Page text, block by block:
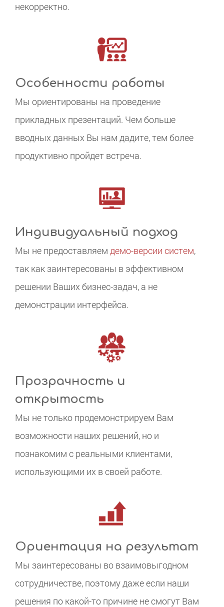
некорректно.
Особенности работы
Мы ориентированы на проведение
прикладных презентаций. Чем больше
вводных данных Вы нам дадите, тем более
продуктивно пройдет встреча.
Индивидуальный подход
Мы не предоставляем демо-версии систем,
так как заинтересованы в эффективном
решении Ваших бизнес-задач, а не
демонстрации интерфейса.
Прозрачность и
открытость
Мы не только продемонстрируем Вам
возможности наших решений, но и
познакомим с реальными клиентами,
использующими их в своей работе.
Ориентация на результат
Мы заинтересованы во взаимовыгодном
сотрудничестве, поэтому даже если наши
решения по какой-то причине не смогут Вам